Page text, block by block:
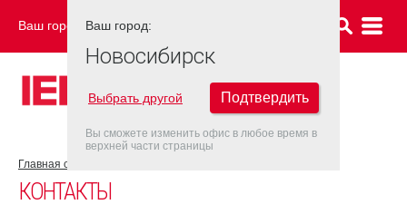
Ваш город: НОВОСИБИРСК
Главная страница
КОНТАКТЫ
Ваш город:
Новосибирск
Выбрать другой Подтвердить
Вы сможете изменить офис в любое время в
верхней части страницы